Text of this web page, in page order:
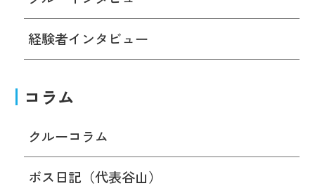
経験者インタビュー
コラム
クルーコラム
ボス日記（代表谷山）